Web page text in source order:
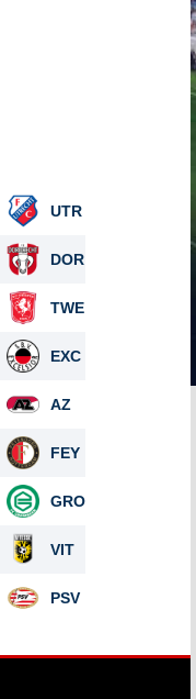
UTR
DOR
TWE
EXC
AZ
FEY
GRO
VIT
PSV